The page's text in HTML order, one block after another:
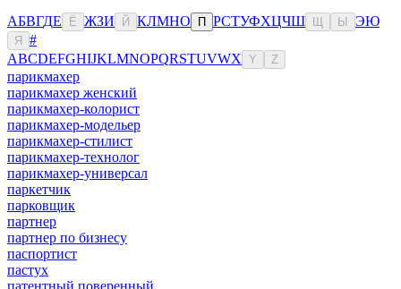
АБВГДЕ Ё ЖЗИ Й КЛМНО П РСТУФХЦЧШ Ы ЭЮ
Я
#
ABCDEFGHIJKLMNOPQRSTUVWX Y Z
парикмахер
парикмахер женский
парикмахер-колорист
парикмахер-модельер
парикмахер-стилист
парикмахер-технолог
парикмахер-универсал
паркетчик
парковщик
партнер
партнер по бизнесу
паспортист
пастух
патентный поверенный